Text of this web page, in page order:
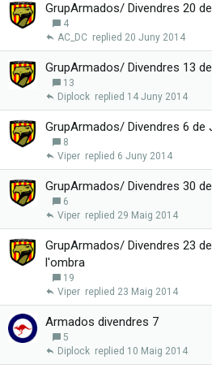
GrupArmados/ Divendres 20
4
20 Juny 2014
AC_DC
GrupArmados/ Divendres 13
13
14 Juny 2014
Diplock
GrupArmados/ Divendres 6 de
8
6 Juny 2014
Viper
GrupArmados/ Divendres 30
6
29 Maig 2014
Viper
GrupArmados/ Divendres 23
l'ombra
19
23 Maig 2014
Viper
Armados divendres 7
5
10 Maig 2014
Diplock